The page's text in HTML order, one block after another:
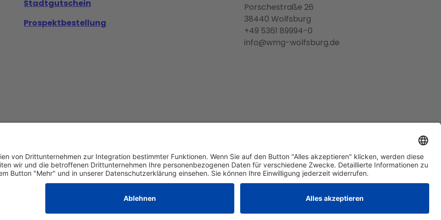
Stadtgutschein
Prospektbestellung
Porschestraße 26
38440 Wolfsburg
+49 5361 89994-0
info@wmg-wolfsburg.de